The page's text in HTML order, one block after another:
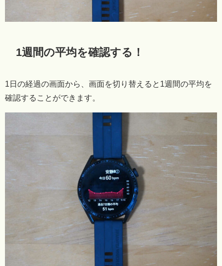
1週間の平均を確認する！
1日の経過の画面から、画面を切り替えると1週間の平均を
確認することができます。